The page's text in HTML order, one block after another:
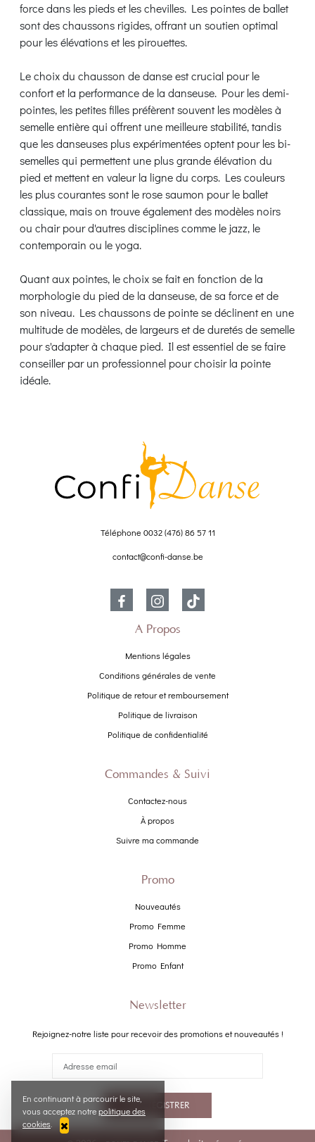
force dans les pieds et les chevilles. Les pointes de ballet
sont des chaussons rigides, offrant un soutien optimal
pour les élévations et les pirouettes.
Le choix du chausson de danse est crucial pour le
confort et la performance de la danseuse. Pour les demi-
pointes, les petites filles préfèrent souvent les modèles à
semelle entière qui offrent une meilleure stabilité, tandis
que les danseuses plus expérimentées optent pour les bi-
semelles qui permettent une plus grande élévation du
pied et mettent en valeur la ligne du corps. Les couleurs
les plus courantes sont le rose saumon pour le ballet
classique, mais on trouve également des modèles noirs
ou chair pour d'autres disciplines comme le jazz, le
contemporain ou le yoga.
Quant aux pointes, le choix se fait en fonction de la
morphologie du pied de la danseuse, de sa force et de
son niveau. Les chaussons de pointe se déclinent en une
multitude de modèles, de largeurs et de duretés de semelle
pour s'adapter à chaque pied. Il est essentiel de se faire
conseiller par un professionnel pour choisir la pointe
idéale.
Téléphone 0032 (476) 86 57 11
contact@confi-danse.be
À Propos
Mentions légales
Conditions générales de vente
Politique de retour et remboursement
Politique de livraison
Politique de confidentialité
Commandes & Suivi
Contactez-nous
À propos
Suivre ma commande
Promo
Nouveautés
Promo Femme
Promo Homme
Promo Enfant
Newsletter
Rejoignez-notre liste pour recevoir des promotions et nouveautés !
M'ENREGISTRER
En continuant à parcourir le site,
vous acceptez notrepolitique des
cookies.